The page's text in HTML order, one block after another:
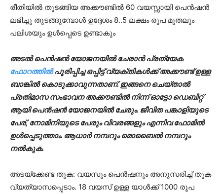
രീതിയിൽ തുടങ്ങിയ അക്കൗണ്ടില്‍ 60 വയസ്സായ‌ി പെൻഷൻ
ലഭിച്ചു തുടങ്ങുമ്പോൾ ഉദ്ദേശം 8..5 ലക്ഷം രൂപ മുതലും
പ‌ലിശയും ഉൾപ്പെടെ ഉണ്ടാകും
അടൽ പെൻഷൻ യോജനയിൽ ചേരാൻ പ്രത്യേക
ഫോറത്തിൽപൂരിപ്പിച്ച ഒപ്പിട്ട് വ്യക്തികൾക്ക് അക്കൗണ്ട് ഉള്ള
ബാങ്കിൽ കൊടുക്കാവുന്നതാണ്. ഇങ്ങനെ ചെയ്താൽ
പ്രതിമാസ സംഭാവന അക്കൗണ്ടിൽ നിന്ന് ഓട്ടോ ഡെബിറ്റ്
ആയി പെൻഷൻ യോജനയിൽ ചേരും. ജീവിത പങ്കാളിയുടെ
പേര്, നോമിനിയുടെ പേരും വിവരങ്ങളും എന്നിവ ഫോമിൽ
ഉൾപ്പെടുത്താം. ആധാർ നമ്പറും മൊബൈൽ നമ്പറും
നൽകുക.
അടയ്‌ക്കേണ്ട തുക: വയസും പെൻഷനും അനുസരിച്ച് തുക
വ്യത്യാസപ്പെടാം. 18 വയസ് ഉള്ള യാൾക്ക് 1000 രൂപ